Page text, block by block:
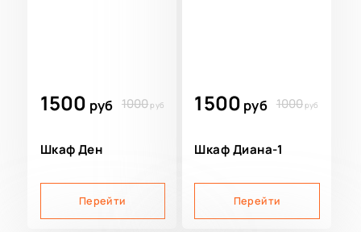
1500 руб 1000руб
Шкаф Ден
Перейти
1500 руб 1000руб
Шкаф Диана-1
Перейти